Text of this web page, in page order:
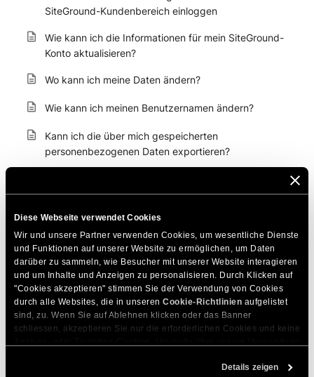
Diese Webseite verwendet Cookies
Wir und unsere Partner verwenden Cookies, um wesentliche Dienste
und Funktionen auf unserer Website zu ermöglichen, um Daten
darüber zu sammeln, wie Besucher mit unserer Website interagieren
und um Inhalte und Anzeigen zu personalisieren. Durch Klicken auf
"Cookies akzeptieren" stimmen Sie der Verwendung von Cookies
durch alle Websites, die in unseren Cookie-Richtlinien aufgelistet
sind, zu. Wenn Sie auf Ablehnen klicken oder das Banner
schliessen, akzeptieren Sie nur die erforderlichen Cookies und keine
. Sie können Ihre Cookie-Einstellungen jederzeit im
Details zeigen
SiteGround-Kundenbereich einloggen
Wie kann ich die Informationen für mein SiteGround-
Konto aktualisieren?
Wo kann ich meine Daten ändern?
Wie kann ich meinen Benutzernamen ändern?
Kann ich die über mich gespeicherten
personenbezogenen Daten exportieren?
erhalten?
Kann ich eine andere Telefonnummer für den
Empfang von SMS-Benachrichtigungen einstellen?
Wie ändere ich die Einstellungen für mein SiteGround
E-Mail-Abonnement?
Wie lösche ich mein Profil?